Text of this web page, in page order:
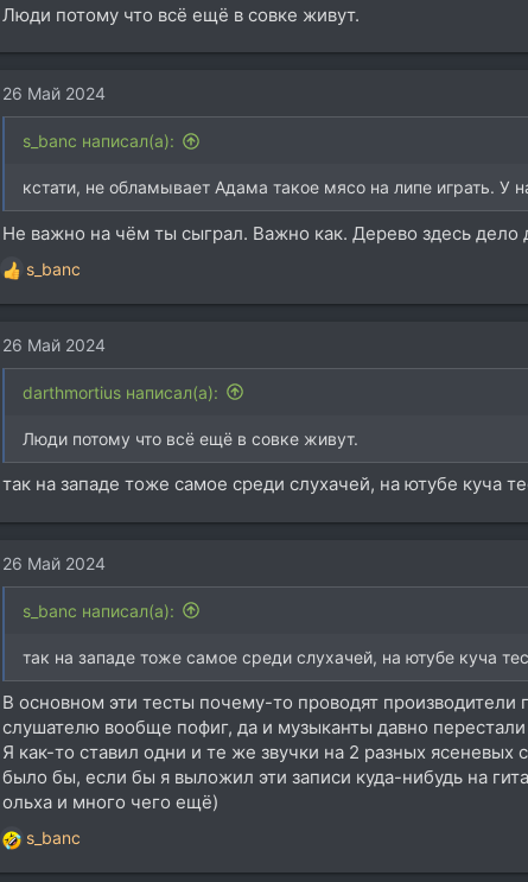
Люди потому что всё ещё в совке живут.
26 Май 2024
s_banc написал(а):
кстати, не обламывает Адама такое мясо на липе играть. У
Не важно на чём ты сыграл. Важно как. Дерево здесь дело
Р
е
к
ц
s_banc
26 Май 2024
darthmortius написал(а):
Люди потому что всё ещё в совке живут.
так на западе тоже самое среди слухачей, на ютубе куча
26 Май 2024
s_banc написал(а):
так на западе тоже самое среди слухачей, на ютубе куча
В основном эти тесты почему-то проводят производители
слушателю вообще пофиг, да и музыканты давно перестали
Я как-то ставил одни и те же звучки на 2 разных ясеневых
было бы, если бы я выложил эти записи куда-нибудь на
ольха и много чего ещё)
Р
е
s_banc